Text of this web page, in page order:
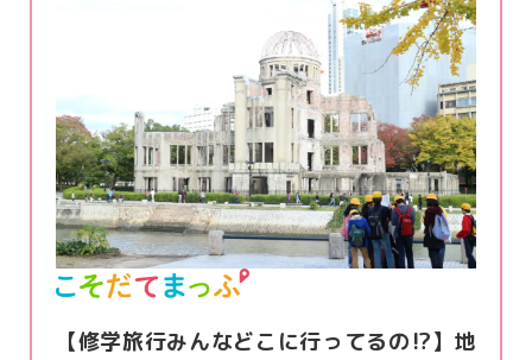
【修学旅行みんなどこに行ってるの⁉】地